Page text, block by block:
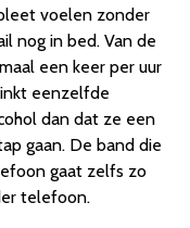
voelen zonder
nog in bed. Van de
een keer per uur
eenzelfde
dan dat ze een
gaan. De band die
gaat zelfs zo
telefoon.